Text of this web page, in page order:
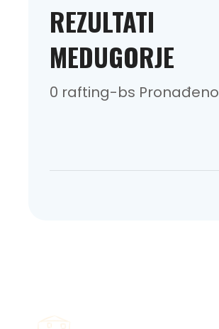
REZULTATI
MEDUGORJE
0 rafting-bs Pronađeno